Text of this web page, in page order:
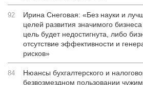
92
Ирина Снеговая: «Без науки и
целей развития значимого
цель будет недостигнута, либо
отсутствие эффективности и
рисков»
84
Нюансы бухгалтерского и
безвозмездном пользовании